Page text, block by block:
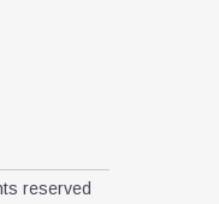
reserved